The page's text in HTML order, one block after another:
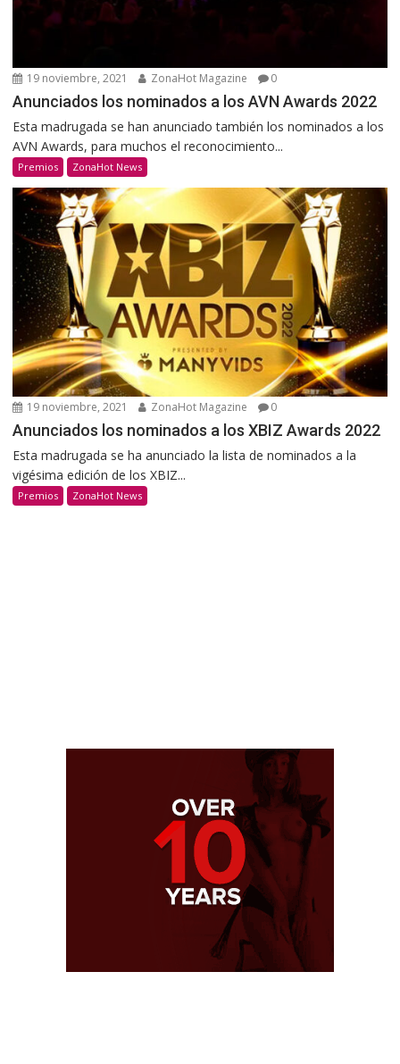
19 noviembre, 2021 ZonaHot Magazine 0
Anunciados los nominados a los AVN Awards 2022
Esta madrugada se han anunciado también los nominados a los
AVN Awards, para muchos el reconocimiento...
Premios ZonaHot News
19 noviembre, 2021 ZonaHot Magazine 0
Anunciados los nominados a los XBIZ Awards 2022
Esta madrugada se ha anunciado la lista de nominados a la
vigésima edición de los XBIZ...
Premios ZonaHot News